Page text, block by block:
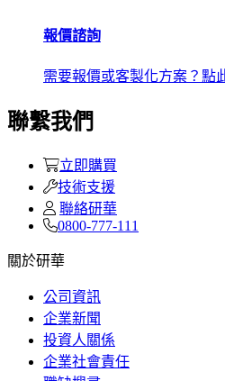
報價諮詢
需要報價或客製化方案？點
聯繫我們
立即購買
技術支援
聯絡研華
0800-777-111
關於研華
公司資訊
企業新聞
投資人關係
企業社會責任